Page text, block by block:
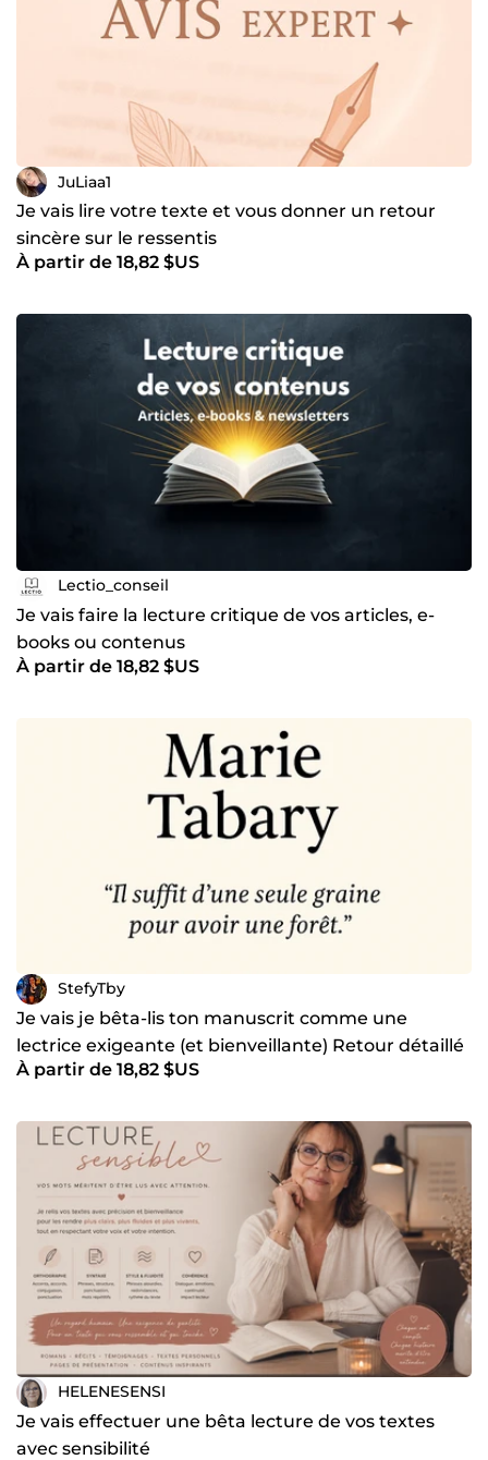
JuLiaa1
Je vais lire votre texte et vous donner un retour
sincère sur le ressentis
À partir de 18,82 $US
Lectio_conseil
Je vais faire la lecture critique de vos articles, e-
books ou contenus
À partir de 18,82 $US
StefyTby
Je vais je bêta-lis ton manuscrit comme une
lectrice exigeante (et bienveillante) Retour détaillé
garanti
À partir de 18,82 $US
HELENESENSI
Je vais effectuer une bêta lecture de vos textes
avec sensibilité